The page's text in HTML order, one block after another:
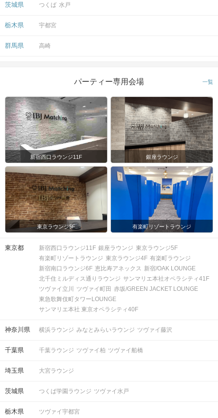
茨城県 つくば 水戸
栃木県 宇都宮
群馬県 高崎
パーティー専用会場 一覧
新宿西口ラウンジ11F 銀座ラウンジ
東京ラウンジ5F 有楽町リゾートラウンジ
東京都 新宿西口ラウンジ11F 銀座ラウンジ 東京ラウンジ5F
有楽町リゾートラウンジ 東京ラウンジ4F 有楽町ラウンジ
新宿南口ラウンジ6F 恵比寿アネックス 新宿/OAK LOUNGE
北千住ミルディス通りラウンジ サンマリエ本社オペラシティ41F
ツヴァイ立川
ツヴァイ町田 赤坂/GREEN JACKET LOUNGE
東急歌舞伎町タワーLOUNGE
サンマリエ本社 東京オペラシティ40F
神奈川県 横浜ラウンジ みなとみらいラウンジ ツヴァイ藤沢
千葉県 千葉ラウンジ ツヴァイ柏 ツヴァイ船橋
埼玉県 大宮ラウンジ
茨城県 つくば学園ラウンジ ツヴァイ水戸
栃木県 ツヴァイ宇都宮